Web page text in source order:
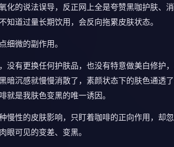
化的说法误导，反正网上全是夸赞黑咖护肤、
知道过量长期饮用，会反向拖累皮肤状态。
细微的副作用。
没有更换任何护肤品，也没有特意做美白修护
暗沉感就慢慢消散了，素颜状态下的肤色通透
就是我肤色变黑的唯一诱因。
慢性的皮肤影响，只盯着咖啡的正向作用，却
眼可见的变差、变黑。